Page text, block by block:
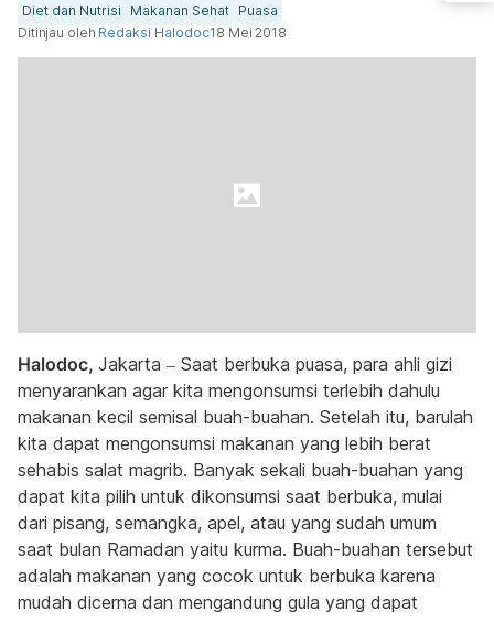
Diet dan Nutrisi Makanan Sehat Puasa
Ditinjau oleh Redaksi Halodoc18 Mei 2018
Halodoc, Jakarta – Saat berbuka puasa, para ahli gizi
menyarankan agar kita mengonsumsi terlebih dahulu
makanan kecil semisal buah-buahan. Setelah itu, barulah
kita dapat mengonsumsi makanan yang lebih berat
sehabis salat magrib. Banyak sekali buah-buahan yang
dapat kita pilih untuk dikonsumsi saat berbuka, mulai
dari pisang, semangka, apel, atau yang sudah umum
saat bulan Ramadan yaitu kurma. Buah-buahan tersebut
adalah makanan yang cocok untuk berbuka karena
mudah dicerna dan mengandung gula yang dapat